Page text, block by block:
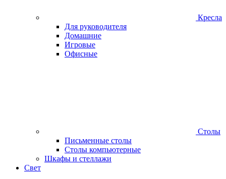
Кресла
Для руководителя
Домашние
Игровые
Офисные
Столы
Письменные столы
Столы компьютерные
Шкафы и стеллажи
Свет